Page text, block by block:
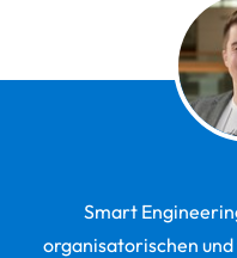
Smart
organisatorischen